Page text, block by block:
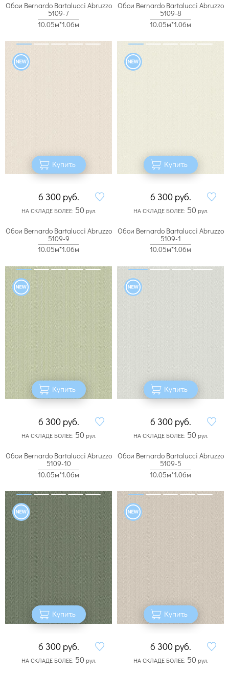
Обои Bernardo Bartalucci Abruzzo
5109-7
10.05м*1.06м
Купить
6 300 руб.
НА СКЛАДЕ БОЛЕЕ: 50рул.
Обои Bernardo Bartalucci Abruzzo
5109-8
10.05м*1.06м
Купить
6 300 руб.
НА СКЛАДЕ БОЛЕЕ: 50рул.
Обои Bernardo Bartalucci Abruzzo
5109-9
10.05м*1.06м
Купить
6 300 руб.
НА СКЛАДЕ БОЛЕЕ: 50рул.
Обои Bernardo Bartalucci Abruzzo
5109-1
10.05м*1.06м
Купить
6 300 руб.
НА СКЛАДЕ БОЛЕЕ: 50рул.
Обои Bernardo Bartalucci Abruzzo
5109-10
10.05м*1.06м
Купить
6 300 руб.
НА СКЛАДЕ БОЛЕЕ: 50рул.
Обои Bernardo Bartalucci Abruzzo
5109-5
10.05м*1.06м
Купить
6 300 руб.
НА СКЛАДЕ БОЛЕЕ: 50рул.